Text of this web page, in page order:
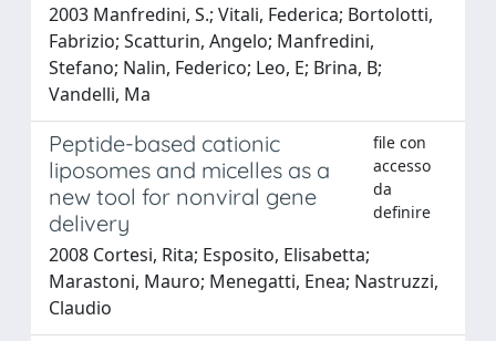
2003 Manfredini, S.; Vitali, Federica; Bortolotti,
Fabrizio; Scatturin, Angelo; Manfredini,
Stefano; Nalin, Federico; Leo, E; Brina, B;
Vandelli, Ma
Peptide-based cationic
liposomes and micelles as a
new tool for nonviral gene
delivery
file con
accesso
da
definire
2008 Cortesi, Rita; Esposito, Elisabetta;
Marastoni, Mauro; Menegatti, Enea; Nastruzzi,
Claudio